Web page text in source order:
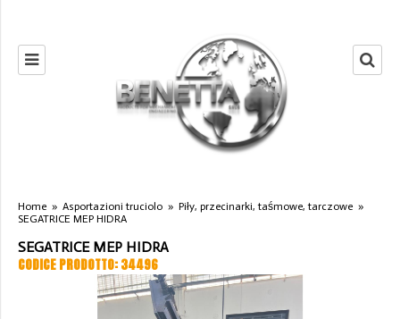
Home » Asportazioni truciolo » Piły, przecinarki, taśmowe, tarczowe »
SEGATRICE MEP HIDRA
SEGATRICE MEP HIDRA
CODICE PRODOTTO: 34496